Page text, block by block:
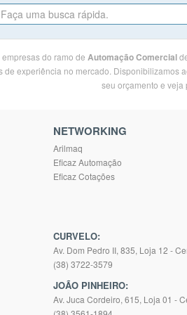
do ramo de Automação Comercial
de experiência no mercado. Disponibilizamos
seu orçamento e
NETWORKING
Arilmaq
Eficaz Automação
Eficaz Cotações
CURVELO:
Av. Dom Pedro II, 835, Loja 12 -
(38) 3722-3579
JOÃO PINHEIRO:
Av. Juca Cordeiro, 615, Loja 01 -